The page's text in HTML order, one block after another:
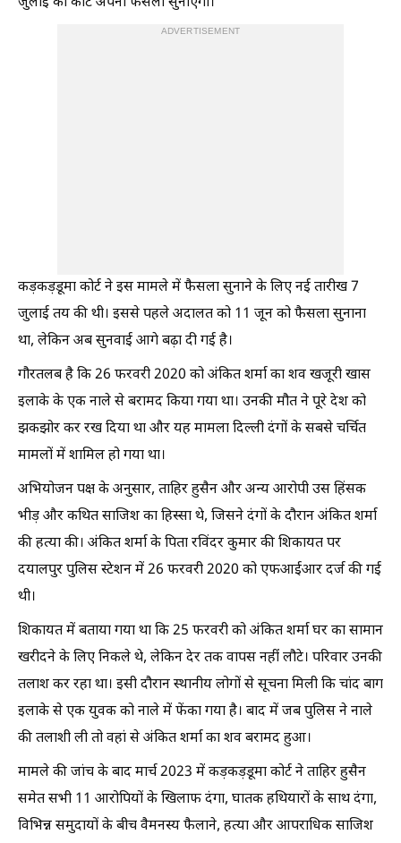
ADVERTISEMENT
कड़कड़डूमा कोर्ट ने इस मामले में फैसला सुनाने के लिए नई तारीख 7
जुलाई तय की थी। इससे पहले अदालत को 11 जून को फैसला सुनाना
था, लेकिन अब सुनवाई आगे बढ़ा दी गई है।
गौरतलब है कि 26 फरवरी 2020 को अंकित शर्मा का शव खजूरी खास
इलाके के एक नाले से बरामद किया गया था। उनकी मौत ने पूरे देश को
झकझोर कर रख दिया था और यह मामला दिल्ली दंगों के सबसे चर्चित
मामलों में शामिल हो गया था।
अभियोजन पक्ष के अनुसार, ताहिर हुसैन और अन्य आरोपी उस हिंसक
भीड़ और कथित साजिश का हिस्सा थे, जिसने दंगों के दौरान अंकित शर्मा
की हत्या की। अंकित शर्मा के पिता रविंदर कुमार की शिकायत पर
दयालपुर पुलिस स्टेशन में 26 फरवरी 2020 को एफआईआर दर्ज की गई
थी।
शिकायत में बताया गया था कि 25 फरवरी को अंकित शर्मा घर का सामान
खरीदने के लिए निकले थे, लेकिन देर तक वापस नहीं लौटे। परिवार उनकी
तलाश कर रहा था। इसी दौरान स्थानीय लोगों से सूचना मिली कि चांद बाग
इलाके से एक युवक को नाले में फेंका गया है। बाद में जब पुलिस ने नाले
की तलाशी ली तो वहां से अंकित शर्मा का शव बरामद हुआ।
मामले की जांच के बाद मार्च 2023 में कड़कड़डूमा कोर्ट ने ताहिर हुसैन
समेत सभी 11 आरोपियों के खिलाफ दंगा, घातक हथियारों के साथ दंगा,
विभिन्न समुदायों के बीच वैमनस्य फैलाने, हत्या और आपराधिक साजिश